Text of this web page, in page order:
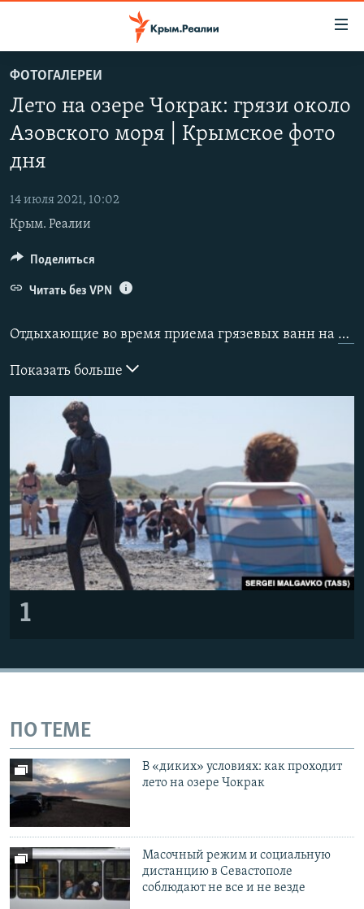
основному
содержанию
навигации
Вернутся
поиску
СПЕЦПРОЕКТЫ
11 ЛЕТ ОККУПАЦИИ КРЫМА. 11 ИСТОРИЙ СОПРОТИВЛЕНИЯ
ВОДА
ИСТОРИЯ
ЕЩЕ
ИНФОГРАФИКА
ТЕЛЕПРОЕКТ КРЫМ.РЕАЛИИ
КРЫМ.НЕПОКОРЕННЫЙ
УКРАИНСКАЯ ПРОБЛЕМА КРЫМА
РАДІО СВОБОДА
КАК ОБОЙТИ БЛОКИРОВКУ
Qırımtatar
ПРИСОЕДИНЯЙТЕСЬ!
Все сайты RFE/RL
ФОТОГАЛЕРЕИ
Лето на озере Чокрак: грязи около
Азовского моря | Крымское фото
дня
14 июля 2021, 10:02
Крым. Реалии
Отдыхающие во время приема грязевых ванн на
Показать больше
1
Поделиться
Читать без VPN
ПО ТЕМЕ
В «диких» условиях: как проходит
лето на озере Чокрак
Масочный режим и социальную
дистанцию в Севастополе
соблюдают не все и не везде